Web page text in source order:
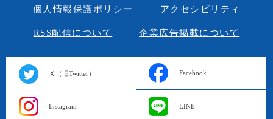
個人情報保護ポリシー アクセシビリティ
RSS配信について 企業広告掲載について
Ｘ（旧Twitter） Facebook
Instagram LINE